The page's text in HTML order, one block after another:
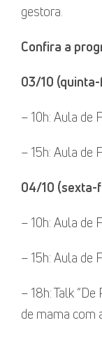
gestora.
Confira a
03/10
– 10h: Aula de
– 15h: Aula de
04/10 (sexta-
– 10h: Aula de
– 15h: Aula de
– 18h: Talk
de mama com